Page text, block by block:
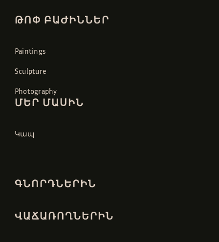
ԹՈՓ ԲԱԺԻՆՆԵՐ
Paintings
Sculpture
Photography
ՄԵՐ ՄԱՍԻՆ
Կապ
ԳՆՈՐԴՆԵՐԻՆ
ՎԱՃԱՌՈՂՆԵՐԻՆ